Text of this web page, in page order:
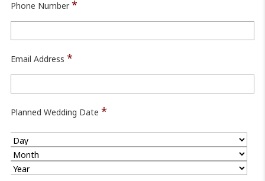
Phone Number *
Email Address *
Planned Wedding Date *